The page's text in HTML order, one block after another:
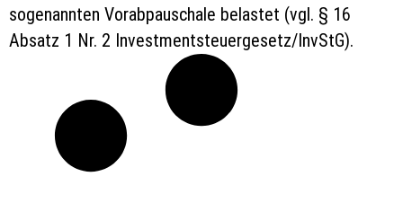
sogenannten Vorabpauschale belastet (vgl. § 16
Absatz 1 Nr. 2 Investmentsteuergesetz/InvStG).